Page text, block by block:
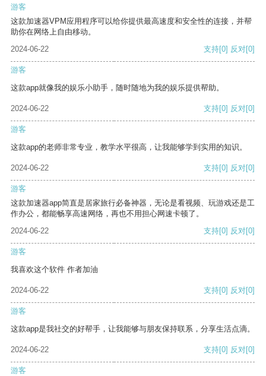
游客
这款加速器VPM应用程序可以给你提供最高速度和安全性的连接，并帮
助你在网络上自由移动。
2024-06-22
支持[0] 反对[0]
游客
这款app就像我的娱乐小助手，随时随地为我的娱乐提供帮助。
2024-06-22 支持[0] 反对[0]
游客
这款app的老师非常专业，教学水平很高，让我能够学到实用的知识。
2024-06-22 支持[0] 反对[0]
游客
这款加速器app简直是居家旅行必备神器，无论是看视频、玩游戏还是工
作办公，都能畅享高速网络，再也不用担心网速卡顿了。
2024-06-22
支持[0] 反对[0]
游客
我喜欢这个软件 作者加油
2024-06-22 支持[0] 反对[0]
游客
这款app是我社交的好帮手，让我能够与朋友保持联系，分享生活点滴。
2024-06-22 支持[0] 反对[0]
游客